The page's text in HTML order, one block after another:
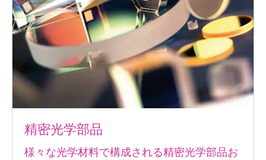
精密光学部品
様々な光学材料で構成される精密光学部品お